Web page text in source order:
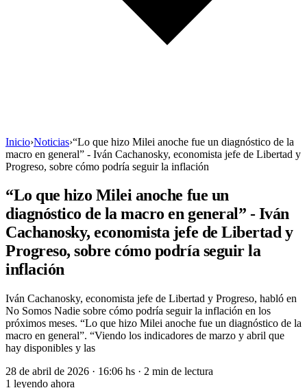
Inicio›Noticias›“Lo que hizo Milei anoche fue un diagnóstico de la
macro en general” - Iván Cachanosky, economista jefe de Libertad y
Progreso, sobre cómo podría seguir la inflación
“Lo que hizo Milei anoche fue un
diagnóstico de la macro en general” - Iván
Cachanosky, economista jefe de Libertad y
Progreso, sobre cómo podría seguir la
inflación
Iván Cachanosky, economista jefe de Libertad y Progreso, habló en
No Somos Nadie sobre cómo podría seguir la inflación en los
próximos meses. “Lo que hizo Milei anoche fue un diagnóstico de la
macro en general”. “Viendo los indicadores de marzo y abril que
hay disponibles y las
28 de abril de 2026 · 16:06 hs · 2 min de lectura
1 leyendo ahora